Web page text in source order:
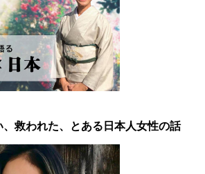
救われた、とある日本人女性の話